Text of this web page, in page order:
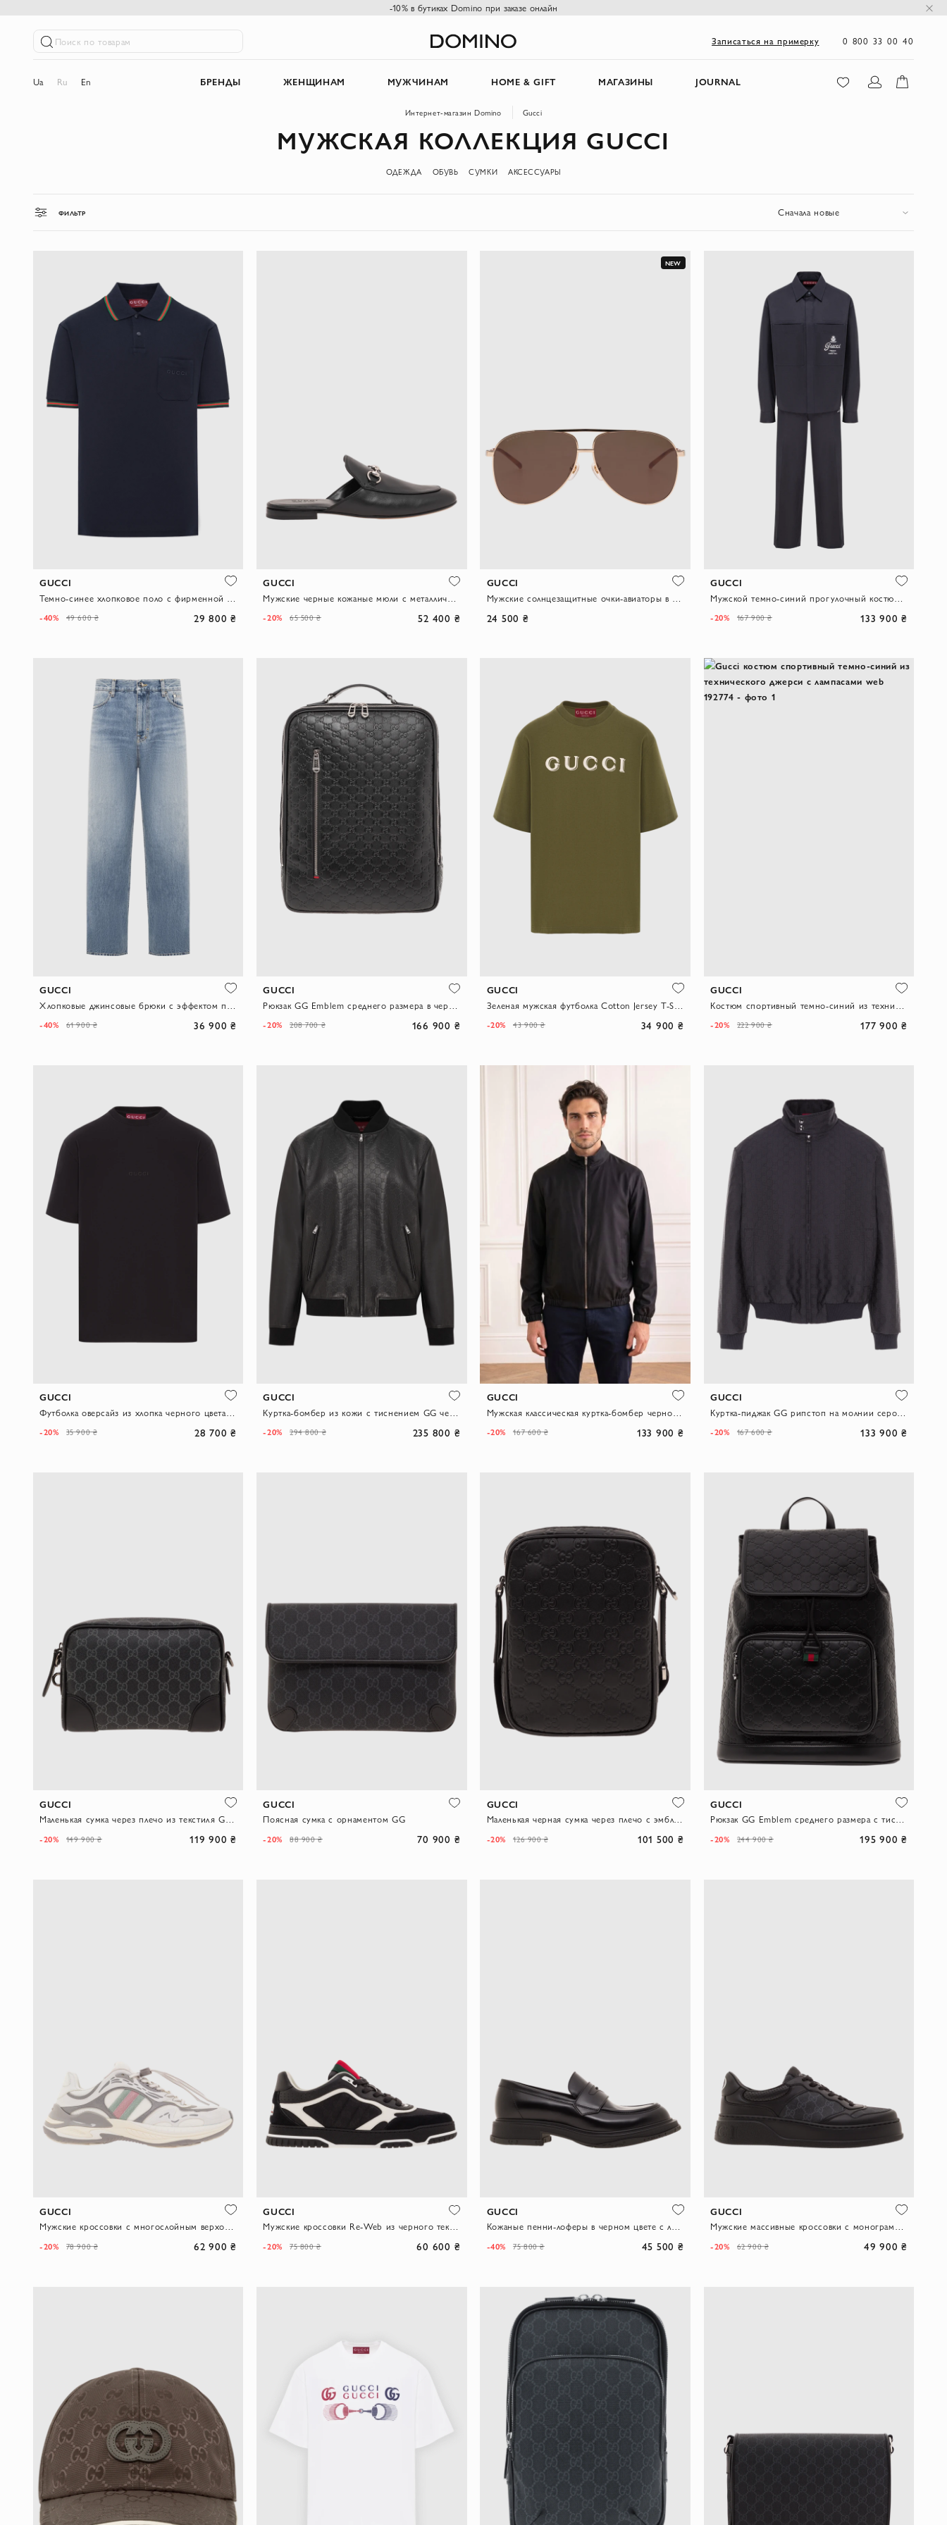
-10% в бутиках Domino при заказе онлайн
Поиск по товарам Записаться на примерку 0 800 33 00 40
Ua Ru En БРЕНДЫ ЖЕНЩИНАМ МУЖЧИНАМ HOME & GIFT МАГАЗИНЫ JOURNAL
Интернет-магазин Domino Gucci
МУЖСКАЯ КОЛЛЕКЦИЯ GUCCI
ОДЕЖДА ОБУВЬ СУМКИ АКСЕССУАРЫ
ФИЛЬТР Сначала новые
GUCCI
-40% 49 600 ₴ 29 800 ₴
GUCCI
-20% 65 500 ₴ 52 400 ₴
NEW
GUCCI
24 500 ₴
GUCCI
-20% 167 900 ₴ 133 900 ₴
GUCCI
-40% 61 900 ₴ 36 900 ₴
GUCCI
-20% 208 700 ₴ 166 900 ₴
GUCCI
-20% 43 900 ₴ 34 900 ₴
GUCCI
-20% 222 900 ₴ 177 900 ₴
GUCCI
-20% 35 900 ₴ 28 700 ₴
GUCCI
-20% 294 800 ₴ 235 800 ₴
GUCCI
-20% 167 600 ₴ 133 900 ₴
GUCCI
-20% 167 600 ₴ 133 900 ₴
GUCCI
Маленькая сумка через плечо из текстиля GG Monogram черного цвета
-20% 149 900 ₴ 119 900 ₴
GUCCI
Поясная сумка с орнаментом GG
-20% 88 900 ₴ 70 900 ₴
GUCCI
Маленькая черная сумка через плечо с эмблемой GG
-20% 126 900 ₴ 101 500 ₴
GUCCI
Рюкзак GG Emblem среднего размера с тисненым логотипом
-20% 244 900 ₴ 195 900 ₴
GUCCI
Мужские кроссовки с многослойным верхом и массивной подошвой
-20% 78 900 ₴ 62 900 ₴
GUCCI
Мужские кроссовки Re-Web из черного текстиля и кожи
-20% 75 800 ₴ 60 600 ₴
GUCCI
Кожаные пенни-лоферы в черном цвете с логотипом
-40% 75 800 ₴ 45 500 ₴
GUCCI
Мужские массивные кроссовки с монограммой GG Supreme
-20% 62 900 ₴ 49 900 ₴